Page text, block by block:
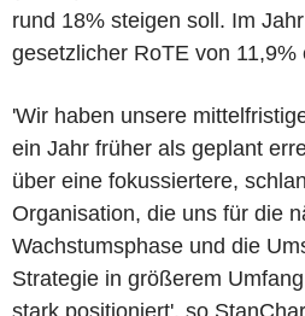
rund 18% steigen soll. Im
gesetzlicher RoTE von 11,9%
'Wir haben unsere
ein Jahr früher als geplant
über eine fokussiertere,
Organisation, die uns für die
Wachstumsphase und die
Strategie in größerem
stark positioniert', so